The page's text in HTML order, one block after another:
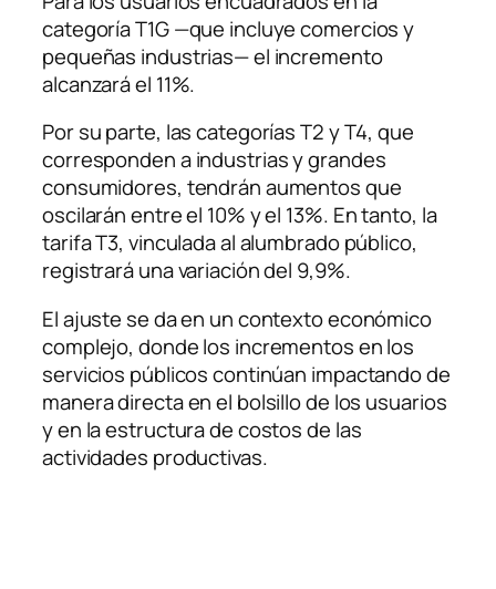
categoría T1G —que incluye comercios y
pequeñas industrias— el incremento
alcanzará el 11%.
Por su parte, las categorías T2 y T4, que
corresponden a industrias y grandes
consumidores, tendrán aumentos que
oscilarán entre el 10% y el 13%. En tanto, la
tarifa T3, vinculada al alumbrado público,
registrará una variación del 9,9%.
El ajuste se da en un contexto económico
complejo, donde los incrementos en los
servicios públicos continúan impactando de
manera directa en el bolsillo de los usuarios
y en la estructura de costos de las
actividades productivas.